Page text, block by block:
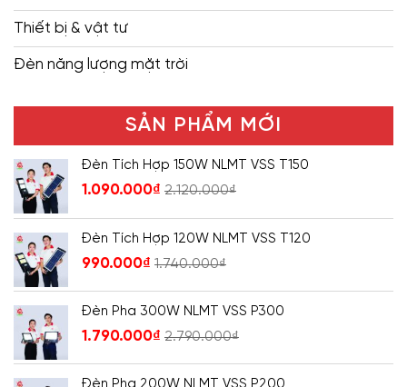
Thiết bị & vật tư
Đèn năng lượng mặt trời
SẢN PHẨM MỚI
Đèn Tích Hợp 150W NLMT VSS T150
1.090.000₫ 2.120.000₫
Đèn Tích Hợp 120W NLMT VSS T120
990.000₫ 1.740.000₫
Đèn Pha 300W NLMT VSS P300
1.790.000₫ 2.790.000₫